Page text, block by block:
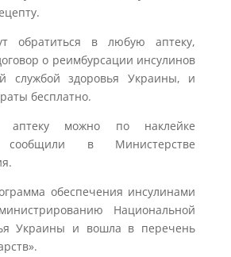
обратиться в любую аптеку,
о реимбурсации инсулинов
службой здоровья Украины, и
бесплатно.
аптеку можно по наклейке
сообщили в Министерстве
обеспечения инсулинами
Национальной
Украины и вошла в перечень